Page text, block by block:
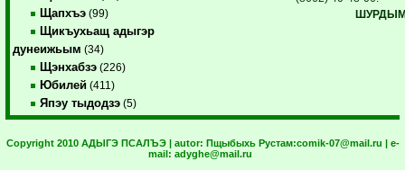
Щапхъэ (99)
Щикъухьащ адыгэр
дунеижьым (34)
Щэнхабзэ (226)
Юбилей (411)
Япэу тыдодзэ (5)
ШУРДЫМ
Copyright 2010 АДЫГЭ ПСАЛЪЭ | autor: Пщыбыхь Рустам:comik-07@mail.ru | e-
mail: adyghe@mail.ru